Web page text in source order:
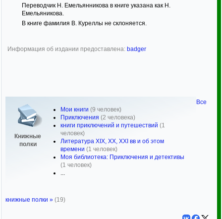
Переводчик Н. Емельянникова в книге указана как Н.
Емельяникова.
В книге фамилия В. Куреллы не склоняется.
Информация об издании предоставлена: badger
Книжные
полки
Мои книги (9 человек)
Приключения (2 человека)
книги приключений и путешествий (1
человек)
Литература XIX, XX, XXI вв и об этом
времени (1 человек)
Моя библиотека: Приключения и детективы
(1 человек)
...
Все
книжные полки » (19)